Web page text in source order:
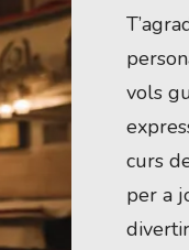
vols
curs
per a